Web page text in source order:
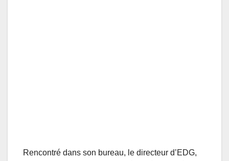
Rencontré dans son bureau, le directeur d’EDG,